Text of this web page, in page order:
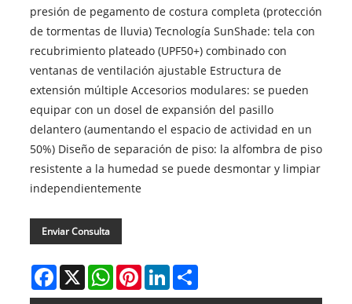
presión de pegamento de costura completa (protección
de tormentas de lluvia) Tecnología SunShade: tela con
recubrimiento plateado (UPF50+) combinado con
ventanas de ventilación ajustable Estructura de
extensión múltiple Accesorios modulares: se pueden
equipar con un dosel de expansión del pasillo
delantero (aumentando el espacio de actividad en un
50%) Diseño de separación de piso: la alfombra de piso
resistente a la humedad se puede desmontar y limpiar
independientemente
Enviar Consulta
Facebook
X WhatsAppPinterestLinkedInShare